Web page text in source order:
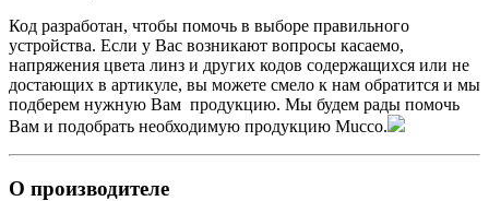
Код разработан, чтобы помочь в выборе правильного
устройства. Если у Вас возникают вопросы касаемо,
напряжения цвета линз и других кодов содержащихся или не
достающих в артикуле, вы можете смело к нам обратится и мы
подберем нужную Вам продукцию. Мы будем рады помочь
Вам и подобрать необходимую продукцию Mucco.
О производителе